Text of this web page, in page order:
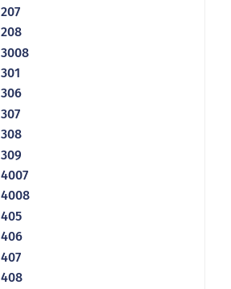
207
208
3008
301
306
307
308
309
4007
4008
405
406
407
408